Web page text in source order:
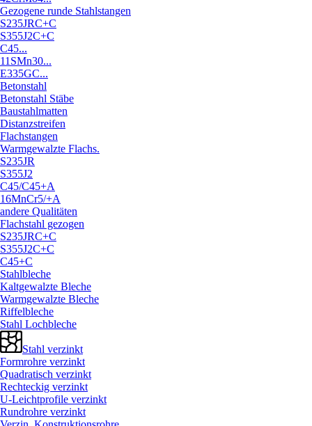
Gezogene runde Stahlstangen
S235JRC+C
S355J2C+C
C45...
11SMn30...
E335GC...
Betonstahl
Betonstahl Stäbe
Baustahlmatten
Distanzstreifen
Flachstangen
Warmgewalzte Flachs.
S235JR
S355J2
C45/C45+A
16MnCr5/+A
andere Qualitäten
Flachstahl gezogen
S235JRC+C
S355J2C+C
C45+C
Stahlbleche
Kaltgewalzte Bleche
Warmgewalzte Bleche
Riffelbleche
Stahl Lochbleche
Stahl verzinkt
Formrohre verzinkt
Quadratisch verzinkt
Rechteckig verzinkt
U-Leichtprofile verzinkt
Rundrohre verzinkt